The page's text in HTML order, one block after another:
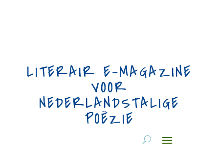
LITERAIR E-MAGAZINE
VOOR
NEDERLANDSTALIGE
POËZIE